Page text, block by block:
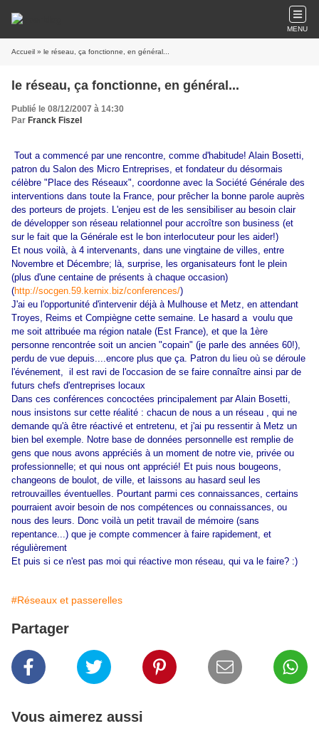
MENU
Accueil » le réseau, ça fonctionne, en général...
le réseau, ça fonctionne, en général...
Publié le 08/12/2007 à 14:30
Par Franck Fiszel
Tout a commencé par une rencontre, comme d'habitude! Alain Bosetti,
patron du Salon des Micro Entreprises, et fondateur du désormais
célèbre "Place des Réseaux", coordonne avec la Société Générale des
interventions dans toute la France, pour prêcher la bonne parole auprès
des porteurs de projets. L'enjeu est de les sensibiliser au besoin clair
de développer son réseau relationnel pour accroître son business (et
sur le fait que la Générale est le bon interlocuteur pour les aider!)
Et nous voilà, à 4 intervenants, dans une vingtaine de villes, entre
Novembre et Décembre; là, surprise, les organisateurs font le plein
(plus d'une centaine de présents à chaque occasion)
(http://socgen.59.kernix.biz/conferences/)
J'ai eu l'opportunité d'intervenir déjà à Mulhouse et Metz, en attendant
Troyes, Reims et Compiègne cette semaine. Le hasard a voulu que
me soit attribuée ma région natale (Est France), et que la 1ère
personne rencontrée soit un ancien "copain" (je parle des années 60!),
perdu de vue depuis....encore plus que ça. Patron du lieu où se déroule
l'événement, il est ravi de l'occasion de se faire connaître ainsi par de
futurs chefs d'entreprises locaux
Dans ces conférences concoctées principalement par Alain Bosetti,
nous insistons sur cette réalité : chacun de nous a un réseau , qui ne
demande qu'à être réactivé et entretenu, et j'ai pu ressentir à Metz un
bien bel exemple. Notre base de données personnelle est remplie de
gens que nous avons appréciés à un moment de notre vie, privée ou
professionnelle; et qui nous ont apprécié! Et puis nous bougeons,
changeons de boulot, de ville, et laissons au hasard seul les
retrouvailles éventuelles. Pourtant parmi ces connaissances, certains
pourraient avoir besoin de nos compétences ou connaissances, ou
nous des leurs. Donc voilà un petit travail de mémoire (sans
repentance...) que je compte commencer à faire rapidement, et
régulièrement
Et puis si ce n'est pas moi qui réactive mon réseau, qui va le faire? :)
#Réseaux et passerelles
Partager
Vous aimerez aussi